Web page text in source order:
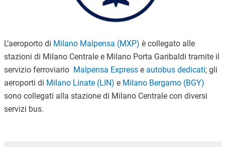
L’aeroporto di Milano Malpensa (MXP) è collegato alle
stazioni di Milano Centrale e Milano Porta Garibaldi tramite il
servizio ferroviario Malpensa Expresse autobus dedicati; gli
aeroporti di Milano Linate (LIN) e Milano Bergamo (BGY)
sono collegati alla stazione di Milano Centrale con diversi
servizi bus.